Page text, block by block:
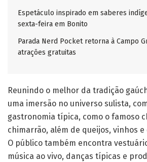
Espetáculo inspirado em saberes
sexta-feira em Bonito
Parada Nerd Pocket retorna à Campo
atrações gratuitas
Reunindo o melhor da tradição
uma imersão no universo sulista,
gastronomia típica, como o famoso
chimarrão, além de queijos, vinhos
O público também encontra
música ao vivo, danças típicas e